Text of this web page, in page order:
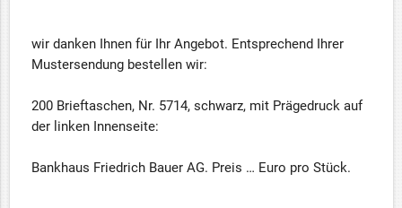
wir danken Ihnen für Ihr Angebot. Entsprechend Ihrer
Mustersendung bestellen wir:
200 Brieftaschen, Nr. 5714, schwarz, mit Prägedruck auf
der linken Innenseite:
Bankhaus Friedrich Bauer AG. Preis … Euro pro Stück.